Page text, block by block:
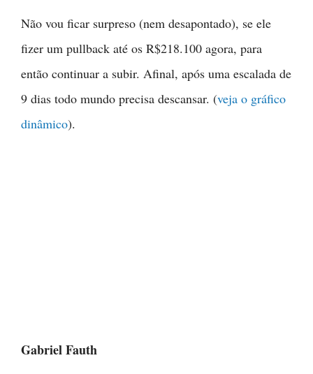
Não vou ficar surpreso (nem desapontado), se ele
fizer um pullback até os R$218.100 agora, para
então continuar a subir. Afinal, após uma escalada de
9 dias todo mundo precisa descansar. (veja o gráfico
dinâmico).
Gabriel Fauth